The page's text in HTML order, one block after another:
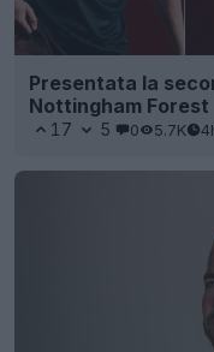
Presentata la
Nottingham Forest
17 5 0 5.7K